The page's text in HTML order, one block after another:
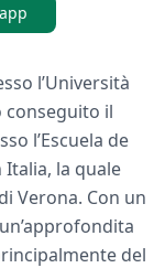
l’Università
conseguito il
l’Escuela de
la quale
Verona. Con un
del